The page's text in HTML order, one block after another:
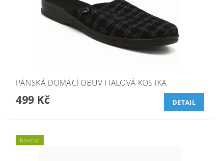
PÁNSKÁ DOMÁCÍ OBUV FIALOVÁ KOSTKA
499 Kč DETAIL
Novinka